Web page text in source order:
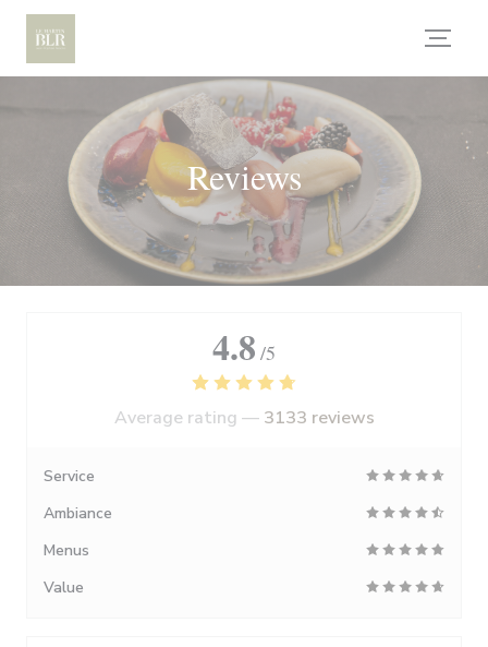
Personalizing your cookie choices
Reviews
4.8 /5
Average rating — 3133 reviews
Service
Ambiance
Menus
Value